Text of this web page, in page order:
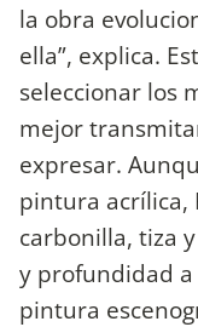
la obra
ella”, explica.
seleccionar los
mejor
expresar.
pintura acrílica,
carbonilla, tiza
y profundidad a
pintura